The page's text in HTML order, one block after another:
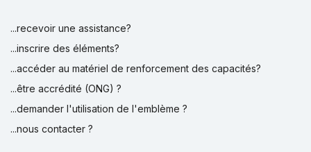
...recevoir une assistance?
...inscrire des éléments?
...accéder au matériel de renforcement des capacités?
...être accrédité (ONG) ?
...demander l'utilisation de l'emblème ?
...nous contacter ?